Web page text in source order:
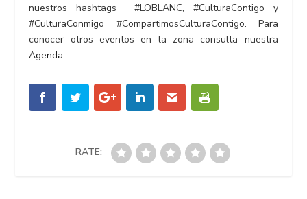
nuestros hashtags #LOBLANC, #CulturaContigo y
#CulturaConmigo
#CompartimosCulturaContigo. Para
conocer otros eventos en la zona consulta nuestra
Agenda
RATE: